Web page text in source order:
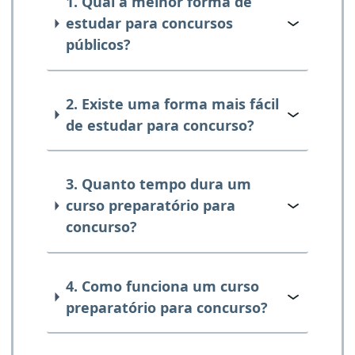
estudar para concursos
públicos?
2. Existe uma forma mais fácil
de estudar para concurso?
3. Quanto tempo dura um
curso preparatório para
concurso?
4. Como funciona um curso
preparatório para concurso?